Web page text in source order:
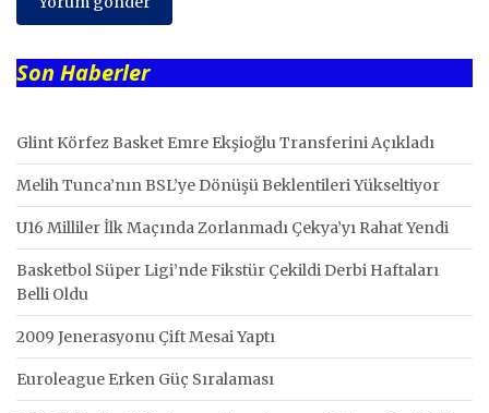
Son Haberler
Glint Körfez Basket Emre Ekşioğlu Transferini Açıkladı
Melih Tunca’nın BSL’ye Dönüşü Beklentileri Yükseltiyor
U16 Milliler İlk Maçında Zorlanmadı Çekya’yı Rahat Yendi
Basketbol Süper Ligi’nde Fikstür Çekildi Derbi Haftaları
Belli Oldu
2009 Jenerasyonu Çift Mesai Yaptı
Euroleague Erken Güç Sıralaması